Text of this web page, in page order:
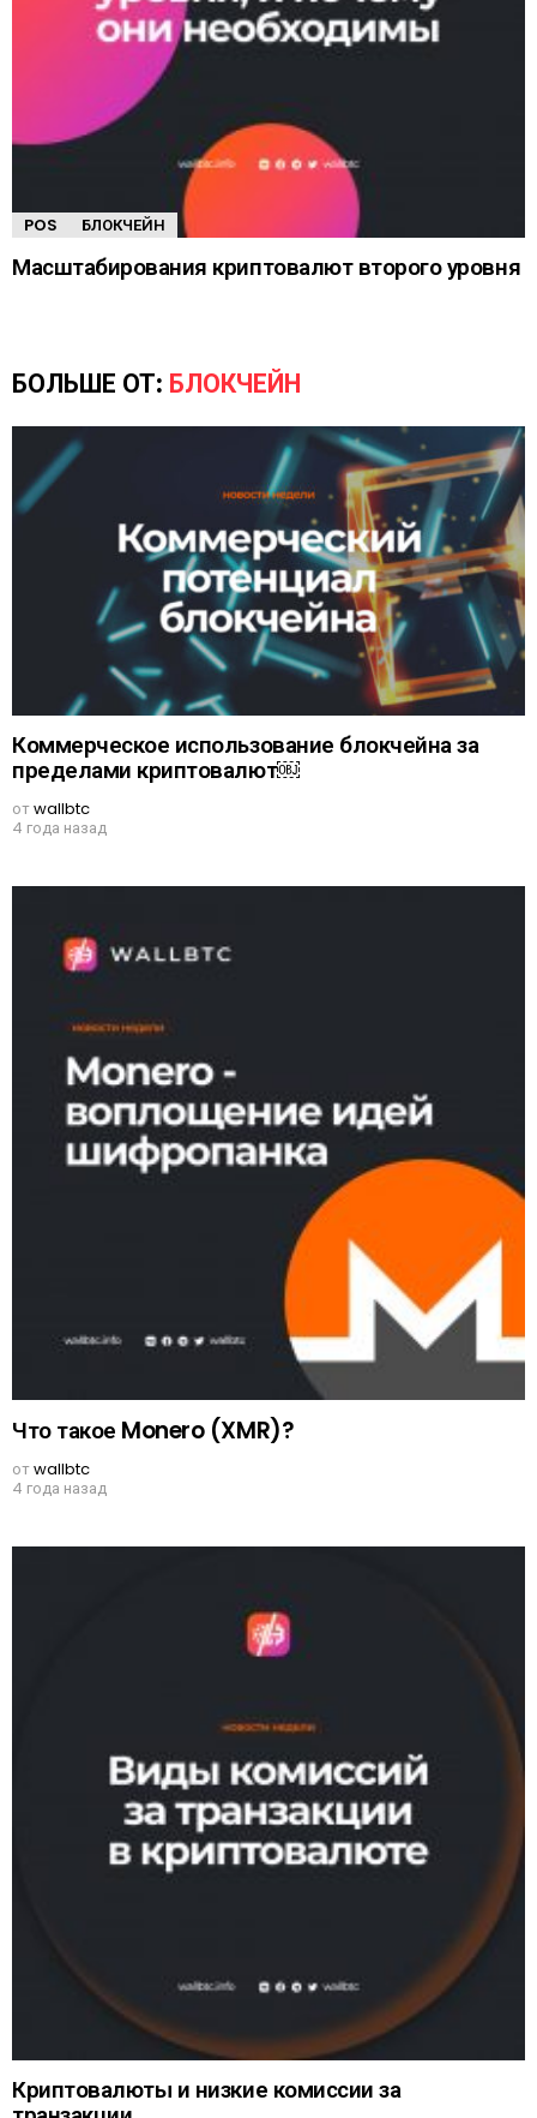
POS БЛОКЧЕЙН
Масштабирования криптовалют второго уровня
БОЛЬШЕ ОТ: БЛОКЧЕЙН
Коммерческое использование блокчейна за
пределами криптовалют￼
отwallbtc
4 года назад
Что такое Monero (XMR)?
отwallbtc
4 года назад
Криптовалюты и низкие комиссии за